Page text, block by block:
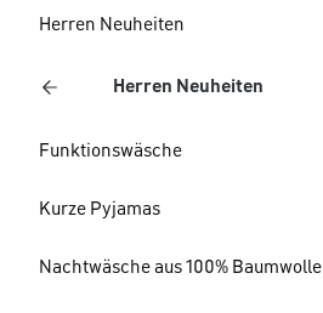
Herren Neuheiten
Herren Neuheiten
Funktionswäsche
Kurze Pyjamas
Nachtwäsche aus 100% Baumwolle